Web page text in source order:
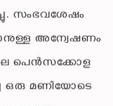
സംഭവശേഷം
അന്വേഷണം
പെന്‍സക്കോള
ഒരു മണിയോടെ